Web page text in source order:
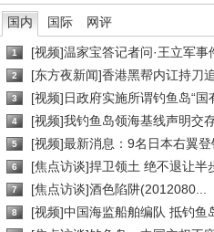
国内 国际 网评
1 [视频]温家宝答记者问·王立军事
2 [东方夜新闻]香港黑帮内讧持刀追
3 [视频]日政府实施所谓钓鱼岛“国
4 [视频]我钓鱼岛领海基线声明交存
5 [视频]最新消息：9名日本右翼登
6 [焦点访谈]捍卫领土 绝不退让半
7 [焦点访谈]酒色陷阱(2012080...
8 [视频]中国海监船舶编队 抵钓鱼